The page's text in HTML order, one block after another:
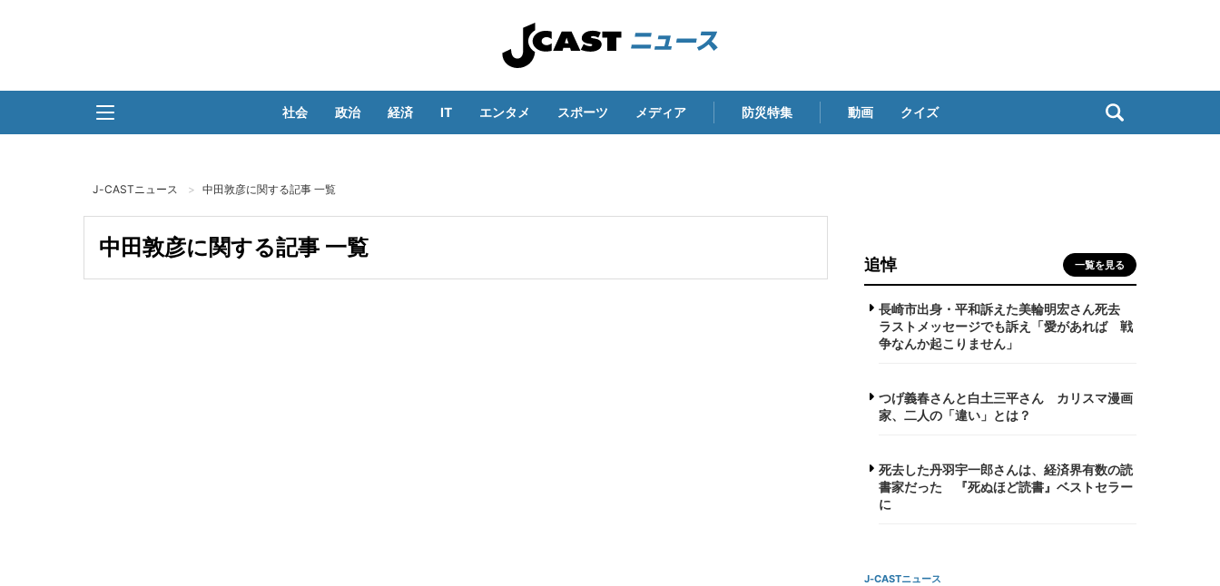
社会 政治 経済 IT エンタメ スポーツ メディア 防災特集 動画 クイズ
J-CASTニュース 中田敦彦に関する記事 一覧
中田敦彦に関する記事 一覧
追悼 一覧を見る
長崎市出身・平和訴えた美輪明宏さん死去
ラストメッセージでも訴え「愛があれば 戦
争なんか起こりません」
つげ義春さんと白土三平さん カリスマ漫画
家、二人の「違い」とは？
死去した丹羽宇一郎さんは、経済界有数の読
書家だった 『死ぬほど読書』ベストセラー
に
J-CASTニュース